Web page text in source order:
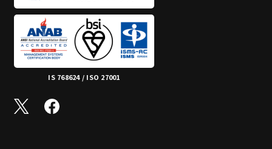
IS 768624 / ISO 27001